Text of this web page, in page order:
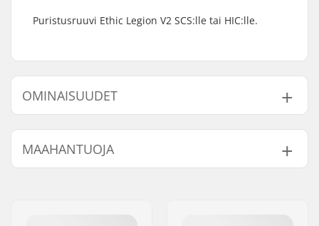
Puristusruuvi Ethic Legion V2 SCS:lle tai HIC:lle.
OMINAISUUDET
Compression
järjestelmä:
SCS, HIC
MAAHANTUOJA